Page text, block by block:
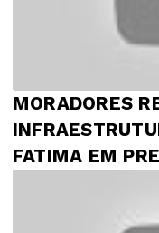
MORADORES
FATIMA EM